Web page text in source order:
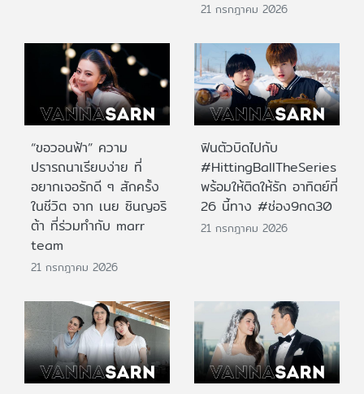
21 กรกฎาคม 2026
“ขอวอนฟ้า” ความ
ปรารถนาเรียบง่าย ที่
อยากเจอรักดี ๆ สักครั้ง
ในชีวิต จาก เนย ซินญอริ
ต้า ที่ร่วมทำกับ marr
team
21 กรกฎาคม 2026
ฟินตัวบิดไปกับ
#HittingBallTheSeries
พร้อมให้ติดให้รัก อาทิตย์ที่
26 นี้ทาง #ช่อง9กด30
21 กรกฎาคม 2026